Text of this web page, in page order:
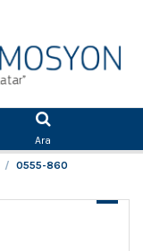
Ara
0555-860